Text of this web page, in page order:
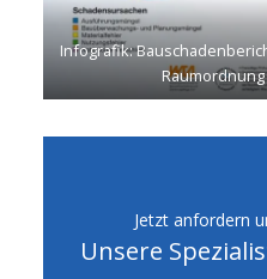
Infografik:
Jetzt anfordern
Unsere